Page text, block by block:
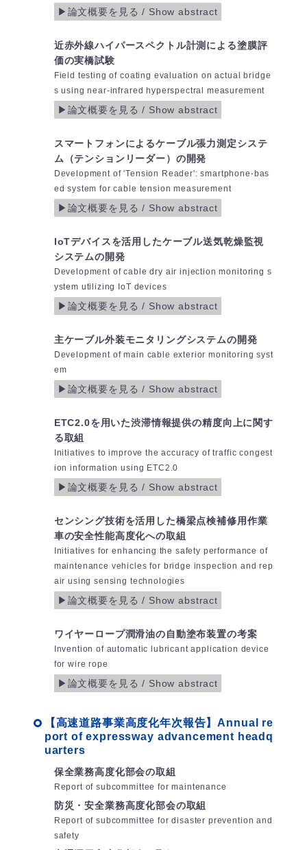
近赤外線ハイパースペクトル計測による塗膜評
価の実橋試験
Field testing of coating evaluation on actual bridge
s using near-infrared hyperspectral measurement
スマートフォンによるケーブル張力測定システ
ム（テンションリーダー）の開発
Development of 'Tension Reader': smartphone-bas
ed system for cable tension measurement
IoTデバイスを活用したケーブル送気乾燥監視
システムの開発
Development of cable dry air injection monitoring s
ystem utilizing IoT devices
主ケーブル外装モニタリングシステムの開発
Development of main cable exterior monitoring syst
em
ETC2.0を用いた渋滞情報提供の精度向上に関す
る取組
Initiatives to improve the accuracy of traffic congest
ion information using ETC2.0
センシング技術を活用した橋梁点検補修用作業
車の安全性能高度化への取組
Initiatives for enhancing the safety performance of
maintenance vehicles for bridge inspection and rep
air using sensing technologies
ワイヤーロープ潤滑油の自動塗布装置の考案
Invention of automatic lubricant application device
for wire rope
【高速道路事業高度化年次報告】Annual re
port of expressway advancement headq
uarters
保全業務高度化部会の取組
Report of subcommittee for maintenance
防災・安全業務高度化部会の取組
Report of subcommittee for disaster prevention and
safety